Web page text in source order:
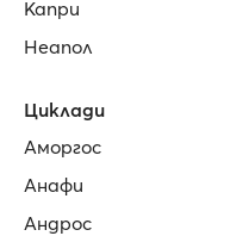
Капри
Неапол
Циклади
Аморгос
Анафи
Андрос